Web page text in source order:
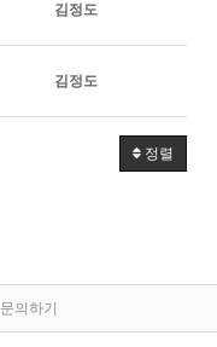
김정도
김정도
정렬
문의하기